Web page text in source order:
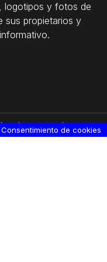
logotipos y fotos de
sus propietarios y
reservados
Consentimiento de cookies